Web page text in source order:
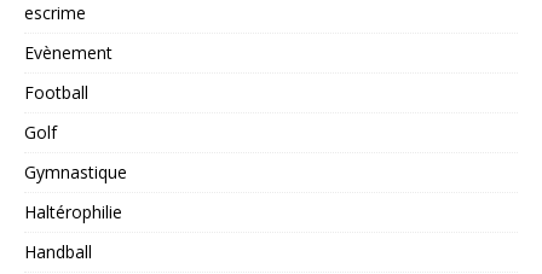
escrime
Evènement
Football
Golf
Gymnastique
Haltérophilie
Handball